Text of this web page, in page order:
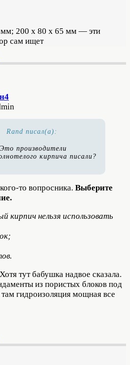
200 х 80 х 65 мм — эти
сам ищет
Rand писал(а):
Это производители
кирпича писали?
то вопросника. Выберите
кирпич нельзя использовать
тут бабушка надвое сказала.
из пористых блоков под
гидроизоляция мощная все